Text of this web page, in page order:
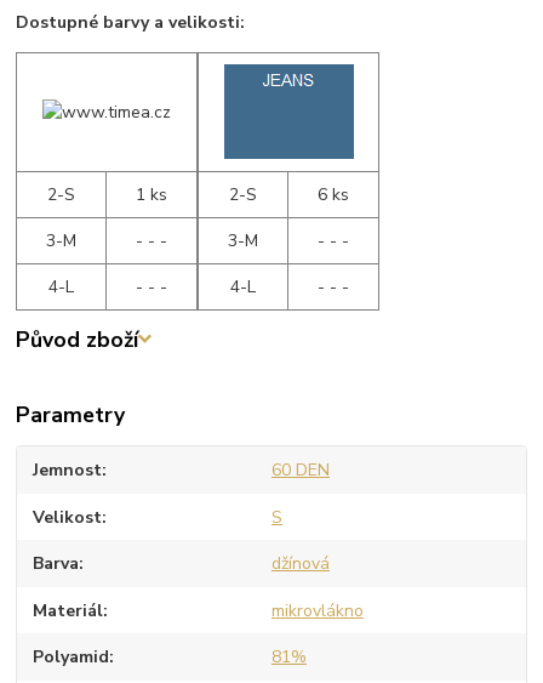
Dostupné barvy a velikosti:
2-S
1 ks
3-M
- - -
4-L
- - -
2-S
6 ks
3-M
- - -
4-L
- - -
Původ zboží
Parametry
Jemnost 60 DEN
Velikost S
Barva džínová
Materiál mikrovlákno
Polyamid 81%